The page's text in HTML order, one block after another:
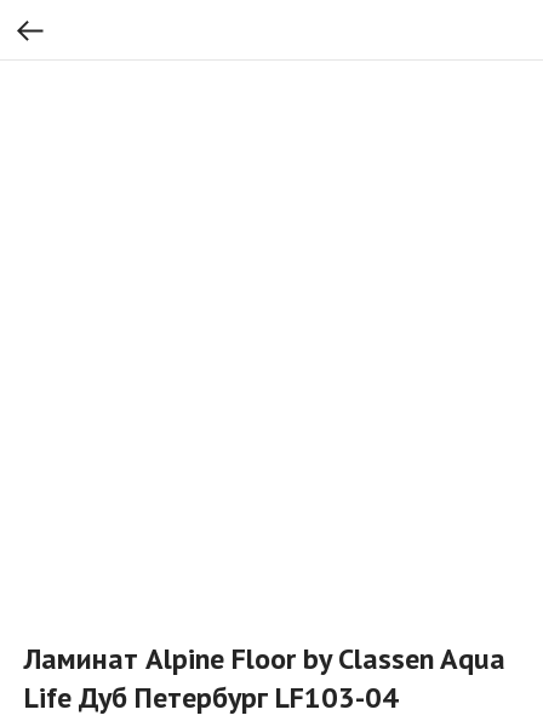
Ламинат Alpine Floor by Classen Aqua
Life Дуб Петербург LF103-04